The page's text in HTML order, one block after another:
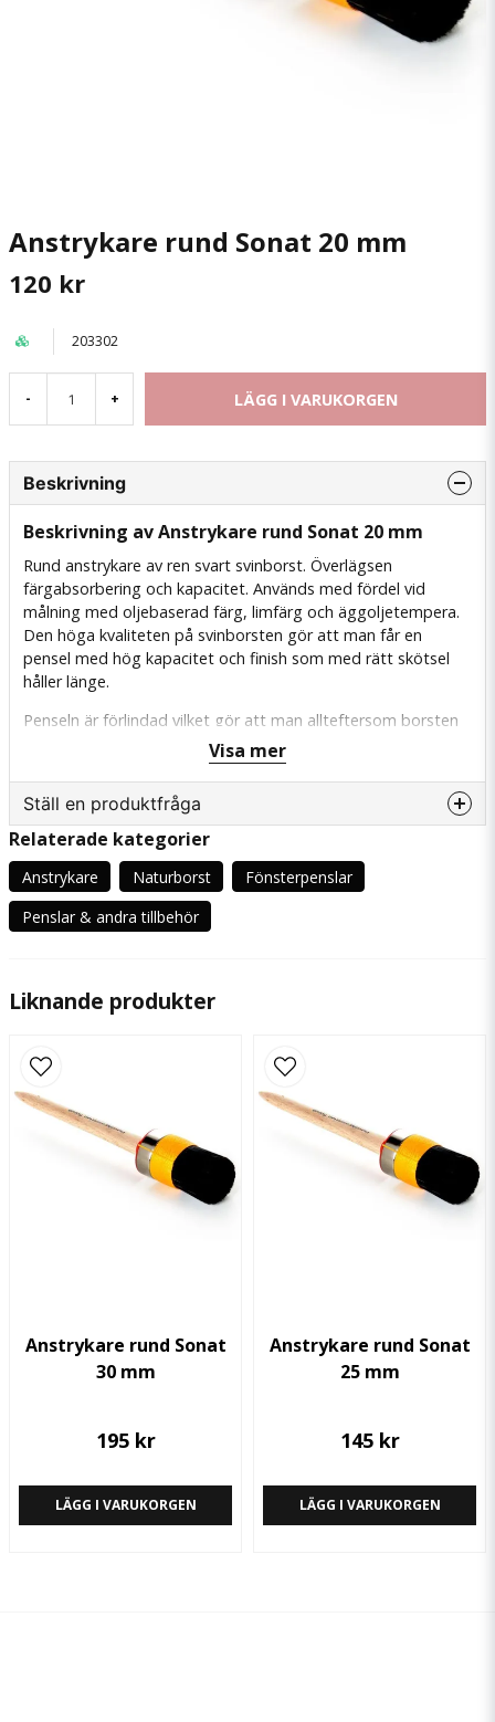
Anstrykare rund Sonat 20 mm
120 kr
203302
- + LÄGG I VARUKORGEN
Beskrivning
Beskrivning av Anstrykare rund Sonat 20 mm
Rund anstrykare av ren svart svinborst. Överlägsen
färgabsorbering och kapacitet. Används med fördel vid
målning med oljebaserad färg, limfärg och äggoljetempera.
Den höga kvaliteten på svinborsten gör att man får en
pensel med hög kapacitet och finish som med rätt skötsel
håller länge.
Penseln är förlindad vilket gör att man allteftersom borsten
slits ned kan linda upp penseln för att erhålla rätt borstlängd.
En lindad pensel ger överlägsen kvalitet och hållbarhet
jämfört med runda penslar med bleck. Utmärkt att använda
tillsammans med färger man behöver arbeta in i underlaget,
typ linoljefärg, eller till färger där man önskar en fin
ytstruktur. De runda penslarna ger också en mycket god
precision och håller mycket färg.
Visa mer
Ställ en produktfråga
Fråga oss något om denna produkten...
email
Mejladress
Ja, ni får publicera min fråga
Relaterade kategorier
Anstrykare Naturborst
Fönsterpenslar
Penslar & andra tillbehör
Liknande produkter
Anstrykare rund Sonat
30 mm
195 kr
LÄGG I VARUKORGEN
Anstrykare rund Sonat
25 mm
145 kr
LÄGG I VARUKORGEN